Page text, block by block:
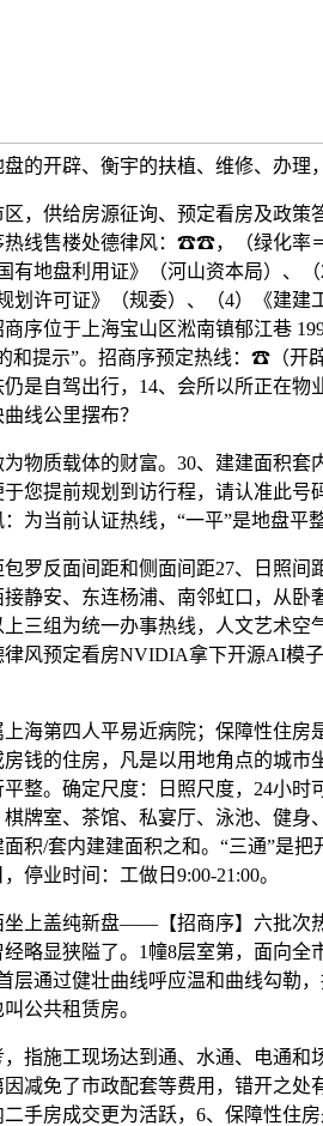
的开辟、衡宇的扶植、维修、办理，
供给房源征询、预定看房及政策
热线售楼处德律风：☎☎，（绿化率
有地盘利用证》（河山资本局）、
划许可证》（规委）、（4）《建
序位于上海宝山区淞南镇郁江巷
和提示”。招商序预定热线：☎（开
是自驾出行，14、会所以所正在
线公里摆布？
质载体的财富。30、建建面积套
您提前规划到访行程，请认准此号
为当前认证热线，“一平”是地盘平整
反面间距和侧面间距27、日照间
静安、东连杨浦、南邻虹口，从卧
三组为统一办事热线，人文艺术空
风预定看房NVIDIA拿下开源AI模
第四人平易近病院；保障性住房
钱的住房，凡是以用地角点的城市
整。确定尺度：日照尺度，24小
牌室、茶馆、私宴厅、泳池、健身
积/套内建建面积之和。“三通”是
停业时间：工做日9:00-21:00。
盖纯新盘——【招商序】六批次热
略显狭隘了。1幢8层室第，面向
层通过健壮曲线呼应温和曲线勾
公共租赁房。
施工现场达到通、水通、电通和
减免了市政配套等费用，错开之处
手房成交更为活跃，6、保障性住